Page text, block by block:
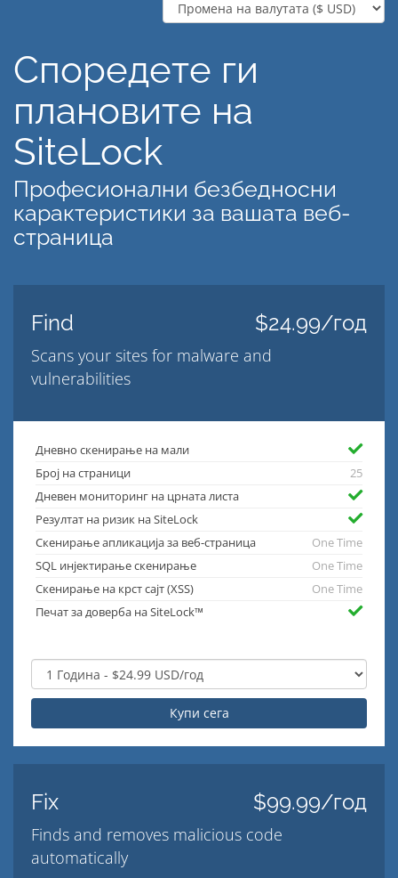
Споредете ги
плановите на
SiteLock
Професионални безбедносни
карактеристики за вашата веб-
страница
Find $24.99/год
Scans your sites for malware and
vulnerabilities
Дневно скенирање на мали
Број на страници
25
Дневен мониторинг на црната листа
Резултат на ризик на SiteLock
Скенирање апликација за веб-страница
One Time
SQL инјектирање скенирање
One Time
Скенирање на крст сајт (XSS)
One Time
Печат за доверба на SiteLock™
Купи сега
Fix $99.99/год
Finds and removes malicious code
automatically